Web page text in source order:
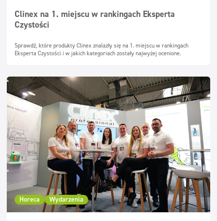
Clinex na 1. miejscu w rankingach Eksperta
Czystości
Sprawdź, które produkty Clinex znalazły się na 1. miejscu w rankingach
Eksperta Czystości i w jakich kategoriach zostały najwyżej ocenione.
Horeca Wydarzenia